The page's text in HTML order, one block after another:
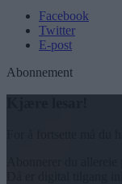
Facebook
Twitter
E-post
Abonnement